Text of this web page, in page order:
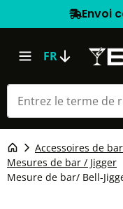
Envoi
FR
Accessoires de bar
Mesures de bar / Jigger
Mesure de bar/ Bell-